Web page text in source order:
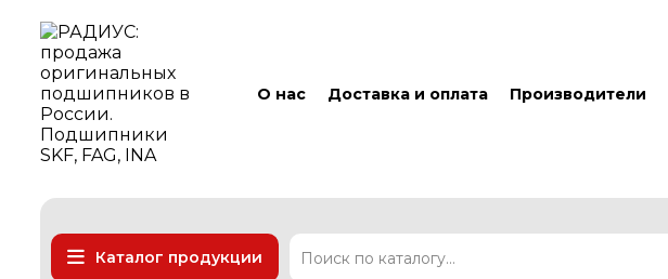
О нас Доставка и оплата Производители
Каталог продукции